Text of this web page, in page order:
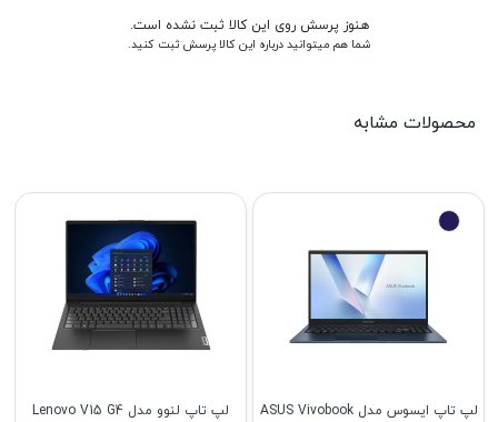
هنوز پرسش روی این کالا ثبت نشده است.
شما هم میتوانید درباره این کالا پرسش ثبت کنید.
محصولات مشابه
لپ تاپ لنوو مدل Lenovo V15 G4
لپ تاپ ایسوس مدل ASUS Vivobook